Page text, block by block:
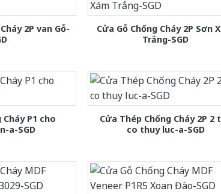
2P van Gỗ-
Cửa Gỗ Chống Cháy 2P Sơn
Trắng-SGD
Cháy P1 cho
a-SGD
Cửa Thép Chống Cháy 2P 2
co thuy luc-a-SGD